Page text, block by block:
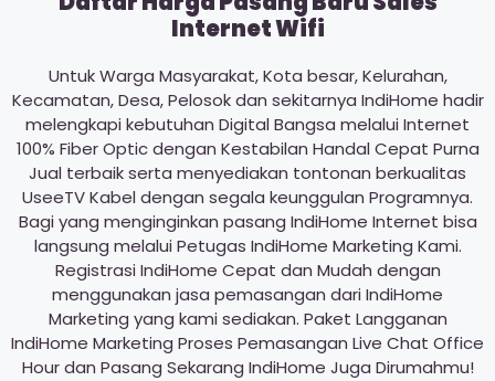
Internet Wifi
Untuk Warga Masyarakat, Kota besar, Kelurahan,
Kecamatan, Desa, Pelosok dan sekitarnya IndiHome hadir
melengkapi kebutuhan Digital Bangsa melalui Internet
100% Fiber Optic dengan Kestabilan Handal Cepat Purna
Jual terbaik serta menyediakan tontonan berkualitas
UseeTV Kabel dengan segala keunggulan Programnya.
Bagi yang menginginkan pasang IndiHome Internet bisa
langsung melalui Petugas IndiHome Marketing Kami.
Registrasi IndiHome Cepat dan Mudah dengan
menggunakan jasa pemasangan dari IndiHome
Marketing yang kami sediakan. Paket Langganan
IndiHome Marketing Proses Pemasangan Live Chat Office
Hour dan Pasang Sekarang IndiHome Juga Dirumahmu!